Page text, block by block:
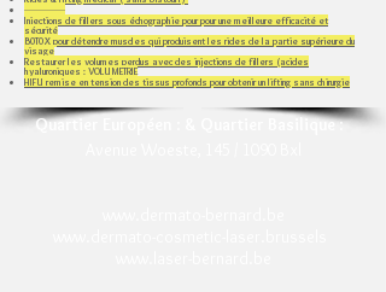
-----------------
Injections de fillers sous échographie pour pour une meilleure efficacité et
sécurité
B0T0X pour détendre muscles qui produisent les rides de la partie supérieure du
visage
Restaurer les volumes perdus avec des injections de fillers (acides
hyaluroniques​ : VOLUMETRIE
HIFU remise en tension des tissus profonds pour obtenir un lifting sans chirurgie
Quartier Européen & Quartier Basilique: